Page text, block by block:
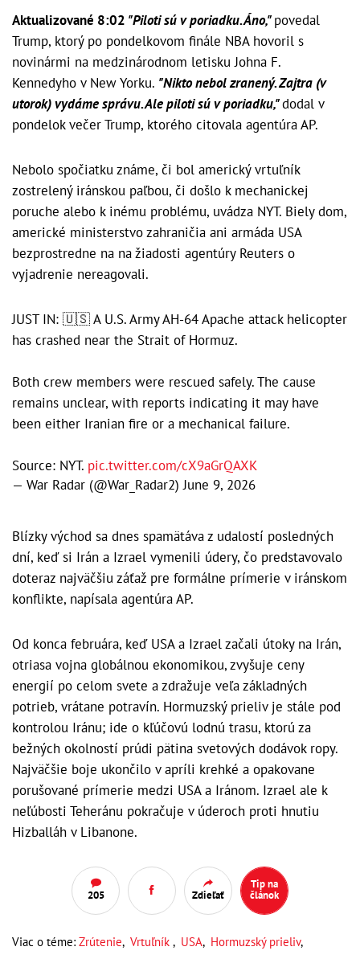
Aktualizované 8:02 "Piloti sú v poriadku. Áno,"povedal
Trump, ktorý po pondelkovom finále NBA hovoril s
novinármi na medzinárodnom letisku Johna F.
Kennedyho v New Yorku. "Nikto nebol zranený. Zajtra (v
utorok) vydáme správu. Ale piloti sú v poriadku,"dodal v
pondelok večer Trump, ktorého citovala agentúra AP.
Nebolo spočiatku známe, či bol americký vrtuľník
zostrelený iránskou paľbou, či došlo k mechanickej
poruche alebo k inému problému, uvádza NYT. Biely dom,
americké ministerstvo zahraničia ani armáda USA
bezprostredne na na žiadosti agentúry Reuters o
vyjadrenie nereagovali.
JUST IN: 🇺🇸 A U.S. Army AH-64 Apache attack helicopter
has crashed near the Strait of Hormuz.
Both crew members were rescued safely. The cause
remains unclear, with reports indicating it may have
been either Iranian fire or a mechanical failure.
Source: NYT. pic.twitter.com/cX9aGrQAXK
— War Radar (@War_Radar2)June 9, 2026
Blízky východ sa dnes spamätáva z udalostí posledných
dní, keď si Irán a Izrael vymenili údery, čo predstavovalo
doteraz najväčšiu záťaž pre formálne prímerie v iránskom
konflikte, napísala agentúra AP.
Od konca februára, keď USA a Izrael začali útoky na Irán,
otriasa vojna globálnou ekonomikou, zvyšuje ceny
energií po celom svete a zdražuje veľa základných
potrieb, vrátane potravín. Hormuzský prieliv je stále pod
kontrolou Iránu; ide o kľúčovú lodnú trasu, ktorú za
bežných okolností prúdi pätina svetových dodávok ropy.
Najväčšie boje ukončilo v apríli krehké a opakovane
porušované prímerie medzi USA a Iránom. Izrael ale k
neľúbosti Teheránu pokračuje v úderoch proti hnutiu
Hizballáh v Libanone.
205 Zdieľať
Tip na
článok
Viac o téme: Zrútenie, Vrtuľník , USA, Hormuzský prieliv,